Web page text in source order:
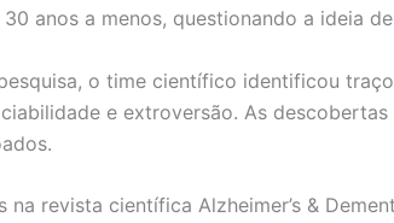
anos a menos, questionando a ideia
o time científico identificou
e extroversão. As
na revista científica Alzheimer’s &